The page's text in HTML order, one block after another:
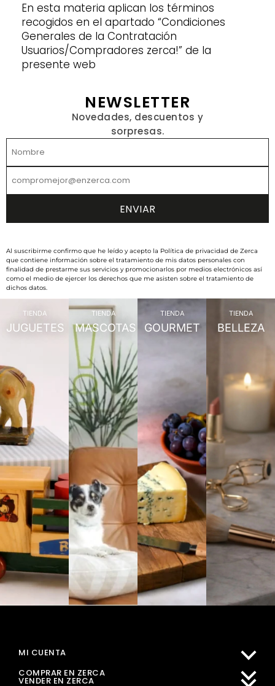
En esta materia aplican los términos
recogidos en el apartado “Condiciones
Generales de la Contratación
Usuarios/Compradores zerca!” de la
presente web
NEWSLETTER
Novedades, descuentos y
sorpresas.
Al suscribirme confirmo que he leído y acepto la Política de privacidad de Zerca
que contiene información sobre el tratamiento de mis datos personales con
finalidad de prestarme sus servicios y promocionarlos por medios electrónicos así
como el medio de ejercer los derechos que me asisten sobre el tratamiento de
dichos datos.
TIENDA
JUGUETES
TIENDA
MASCOTAS
TIENDA
GOURMET
TIENDA
BELLEZA
MI CUENTA
COMPRAR EN ZERCA
VENDER EN ZERCA